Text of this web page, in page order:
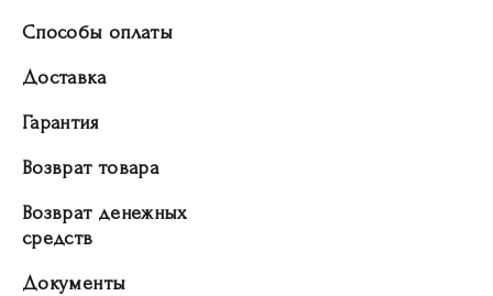
Способы оплаты
Доставка
Гарантия
Возврат товара
Возврат денежных
средств
Документы